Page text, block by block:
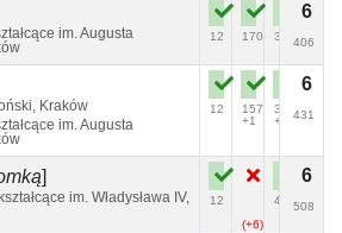
im. Augusta
12 170 39
6
406
Kraków
im. Augusta
12
157
+1
38
+2
6
431
]
im. Władysława IV,
12
(+6)
40
132
+2
6
508